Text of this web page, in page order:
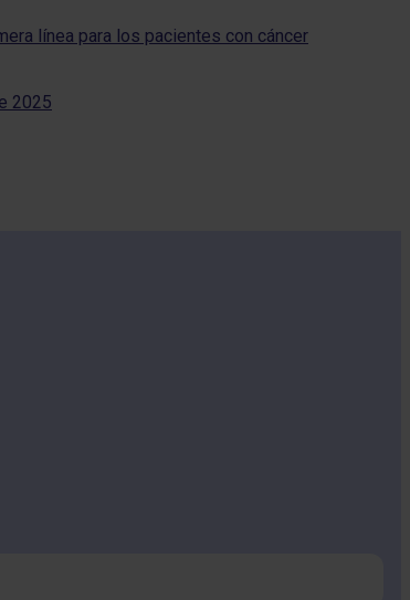
línea para los pacientes con cáncer
2025